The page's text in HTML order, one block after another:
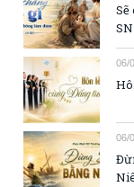
Sẽ
06/
06/